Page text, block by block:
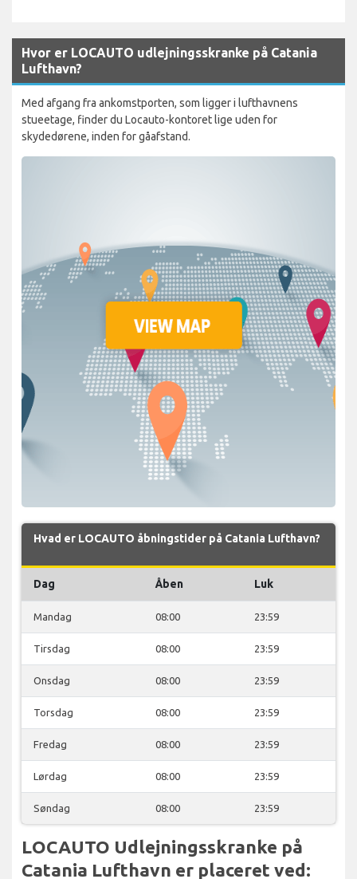
Hvor er LOCAUTO udlejningsskranke på Catania
Lufthavn?
Med afgang fra ankomstporten, som ligger i lufthavnens
stueetage, finder du Locauto-kontoret lige uden for
skydedørene, inden for gåafstand.
Hvad er LOCAUTO åbningstider på Catania Lufthavn?
Dag Åben Luk
Mandag 08:00 23:59
Tirsdag 08:00 23:59
Onsdag 08:00 23:59
Torsdag 08:00 23:59
Fredag 08:00 23:59
Lørdag 08:00 23:59
Søndag 08:00 23:59
LOCAUTO Udlejningsskranke på
Catania Lufthavn er placeret ved: